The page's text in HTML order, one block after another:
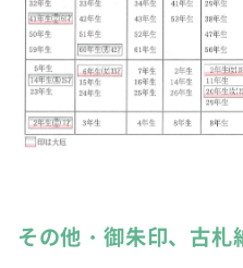
その他・御朱印、古札